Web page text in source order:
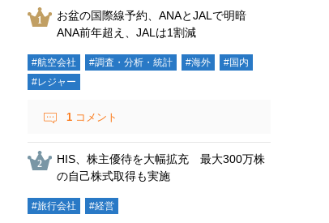
お盆の国際線予約、ANAとJALで明暗
ANA前年超え、JALは1割減
#航空会社 #調査・分析・統計 #海外
#国内
#レジャー
1 コメント
HIS、株主優待を大幅拡充 最大300万株
の自己株式取得も実施
#旅行会社 #経営